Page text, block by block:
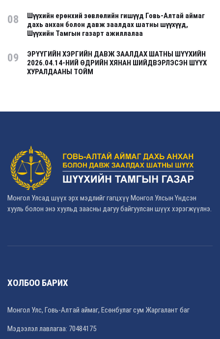
08
Шүүхийн ерөнхий зөвлөлийн гишүүд Говь-Алтай аймаг
дахь анхан болон давж заалдах шатны шүүхүүд,
Шүүхийн Тамгын газарт ажиллалаа
09
ЭРҮҮГИЙН ХЭРГИЙН ДАВЖ ЗААЛДАХ ШАТНЫ ШҮҮХИЙН
2026.04.14-НИЙ ӨДРИЙН ХЯНАН ШИЙДВЭРЛЭСЭН ШҮҮХ
ХУРАЛДААНЫ ТОЙМ
Монгол Улсад шүүх эрх мэдлийг гагцхүү Монгол Улсын Үндсэн
хууль болон энэ хуульд заасны дагуу байгуулсан шүүх хэрэгжүүлнэ.
ХОЛБОО БАРИХ
Монгол Улс, Говь-Алтай аймаг, Есөнбулаг сум Жаргалант баг
Мэдээлэл лавлагаа: 70484175